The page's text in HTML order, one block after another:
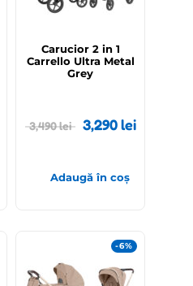
Carucior 2 in 1
Carrello Ultra Metal
Grey
3,490lei 3,290lei
Adaugă în coș
-6%